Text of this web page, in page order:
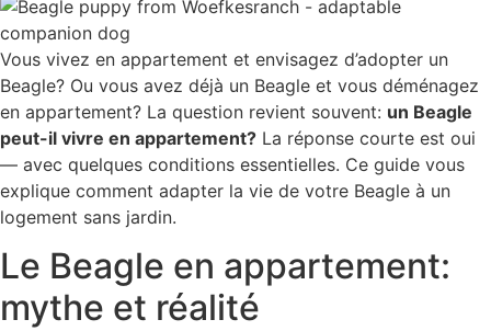
Vous vivez en appartement et envisagez d’adopter un
Beagle? Ou vous avez déjà un Beagle et vous déménagez
en appartement? La question revient souvent: un Beagle
peut-il vivre en appartement? La réponse courte est oui
— avec quelques conditions essentielles. Ce guide vous
explique comment adapter la vie de votre Beagle à un
logement sans jardin.
Le Beagle en appartement:
mythe et réalité